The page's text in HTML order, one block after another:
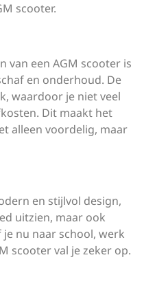
scooter.
van een AGM scooter is
en onderhoud. De
waardoor je niet veel
Dit maakt het
alleen voordelig, maar
en stijlvol design,
uitzien, maar ook
nu naar school, werk
scooter val je zeker op.